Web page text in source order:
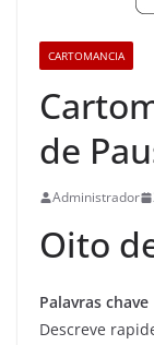
CARTOMANCIA
de
Administrador
Oito
Palavras chave
Descreve